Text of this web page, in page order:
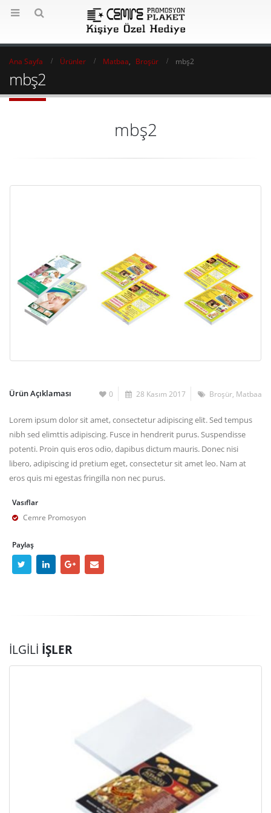
Ana Sayfa Ürünler Matbaa Broşür mbş2
mbş2
mbş2
Ürün Açıklaması 0 28 Kasım 2017 Broşür Matbaa
Lorem ipsum dolor sit amet, consectetur adipiscing elit. Sed tempus
nibh sed elimttis adipiscing. Fusce in hendrerit purus. Suspendisse
potenti. Proin quis eros odio, dapibus dictum mauris. Donec nisi
libero, adipiscing id pretium eget, consectetur sit amet leo. Nam at
eros quis mi egestas fringilla non nec purus.
Vasıflar
Cemre Promosyon
Paylaş
İLGILI İŞLER